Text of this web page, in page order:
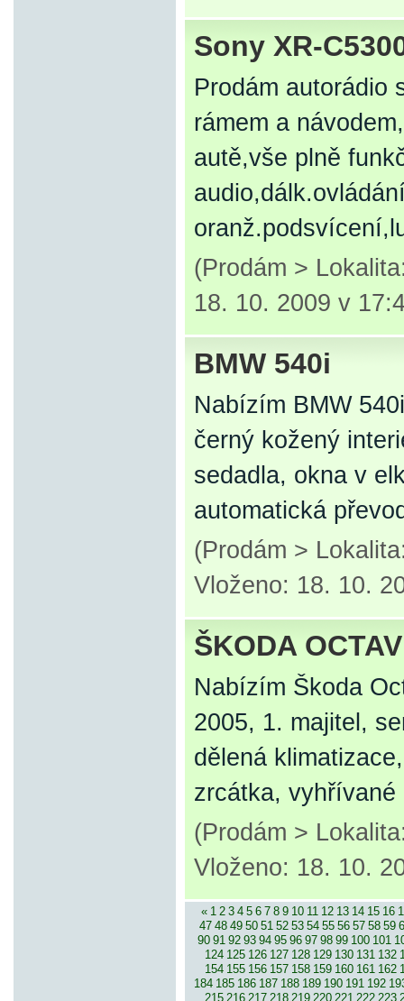
Sony XR-
Prodám autorádio
rámem a
autě,vše plně
(Prodám >
18. 10. 2009 v
BMW 540i
Nabízím BMW
černý kožený
sedadla, okna v
automatická
(Prodám >
Vloženo: 18. 10.
ŠKODA
Nabízím Škoda
2005, 1. majitel,
dělená
zrcátka,
(Prodám >
Vloženo: 18. 10.
« 1 2 3 4 5 6 7 8 9 10 11 12 13 14 15 16
47 48 49 50 51 52 53 54 55 56 57 58 59
90 91 92 93 94 95 96 97 98 99 100 101
124 125 126 127 128 129 130 131 132
154 155 156 157 158 159 160 161 162
184 185 186 187 188 189 190 191 192
215 216 217 218 219 220 221 222 223